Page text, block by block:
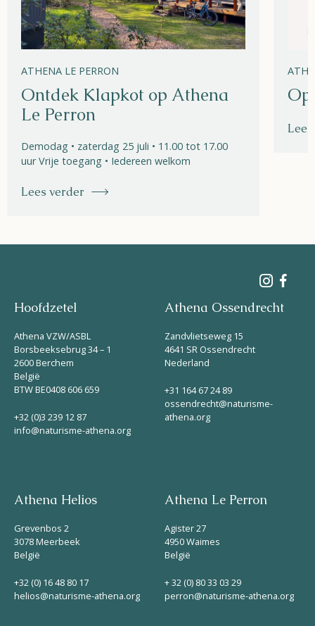
ATHENA LE PERRON
Ontdek Klapkot op Athena
Le Perron
Demodag • zaterdag 25 juli • 11.00 tot 17.00
uur Vrije toegang • Iedereen welkom
Lees verder
Hoofdzetel
Athena VZW/ASBL
Borsbeeksebrug 34 – 1
2600 Berchem
België
BTW BE0408 606 659
+32 (0)3 239 12 87
info@naturisme-athena.org
Athena Ossendrecht
Zandvlietseweg 15
4641 SR Ossendrecht
Nederland
+31 164 67 24 89
ossendrecht@naturisme-
athena.org
Athena Helios
Grevenbos 2
3078 Meerbeek
België
+32 (0) 16 48 80 17
helios@naturisme-athena.org
Athena Le Perron
Agister 27
4950 Waimes
België
+ 32 (0) 80 33 03 29
perron@naturisme-athena.org